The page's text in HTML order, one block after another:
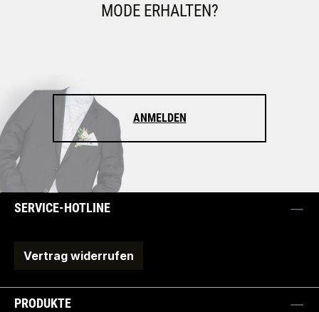
MODE ERHALTEN?
ANMELDEN
SERVICE-HOTLINE
Vertrag widerrufen
PRODUKTE